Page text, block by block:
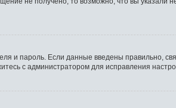
и пароль. Если данные введены правильно,
с администратором для исправления